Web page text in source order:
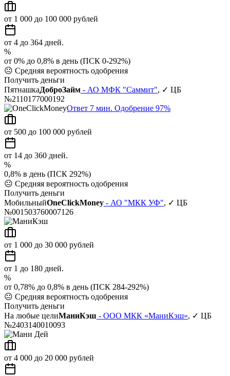
от 1 000 до 100 000 рублей
от 4 до 364 дней.
%
от 0% до 0,8% в день (ПСК 0-292%)
😐 Средняя вероятность одобрения
Получить деньги
ПятнашкаДоброЗайм - АО МФК "Саммит", ✓ ЦБ
№2110177000192
Ответ 7 мин. Одобрение 97%
от 500 до 100 000 рублей
от 14 до 360 дней.
%
0,8% в день (ПСК 292%)
😐 Средняя вероятность одобрения
Получить деньги
МобильныйOneClickMoney - АО "МКК УФ", ✓ ЦБ
№001503760007126
от 1 000 до 30 000 рублей
от 1 до 180 дней.
%
от 0,78% до 0,8% в день (ПСК 284-292%)
😐 Средняя вероятность одобрения
Получить деньги
На любые целиМаниКэш - ООО МКК «МаниКэш», ✓ ЦБ
№2403140010093
от 4 000 до 20 000 рублей